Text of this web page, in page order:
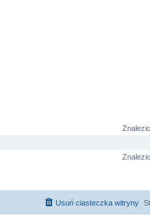
Usuń ciasteczka witryny